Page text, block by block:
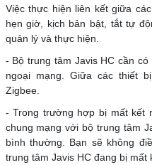
Việc thực hiện liên kết giữa
hẹn giờ, kịch bản bật, tắt tự
quản lý và thực hiện.
- Bộ trung tâm Javis HC cần
ngoại mạng. Giữa các thiết
Zigbee.
- Trong trường hợp bị mất kết
chung mạng với bộ trung tâm
bình thường. Bạn sẽ không
trung tâm Javis HC đang bị mất